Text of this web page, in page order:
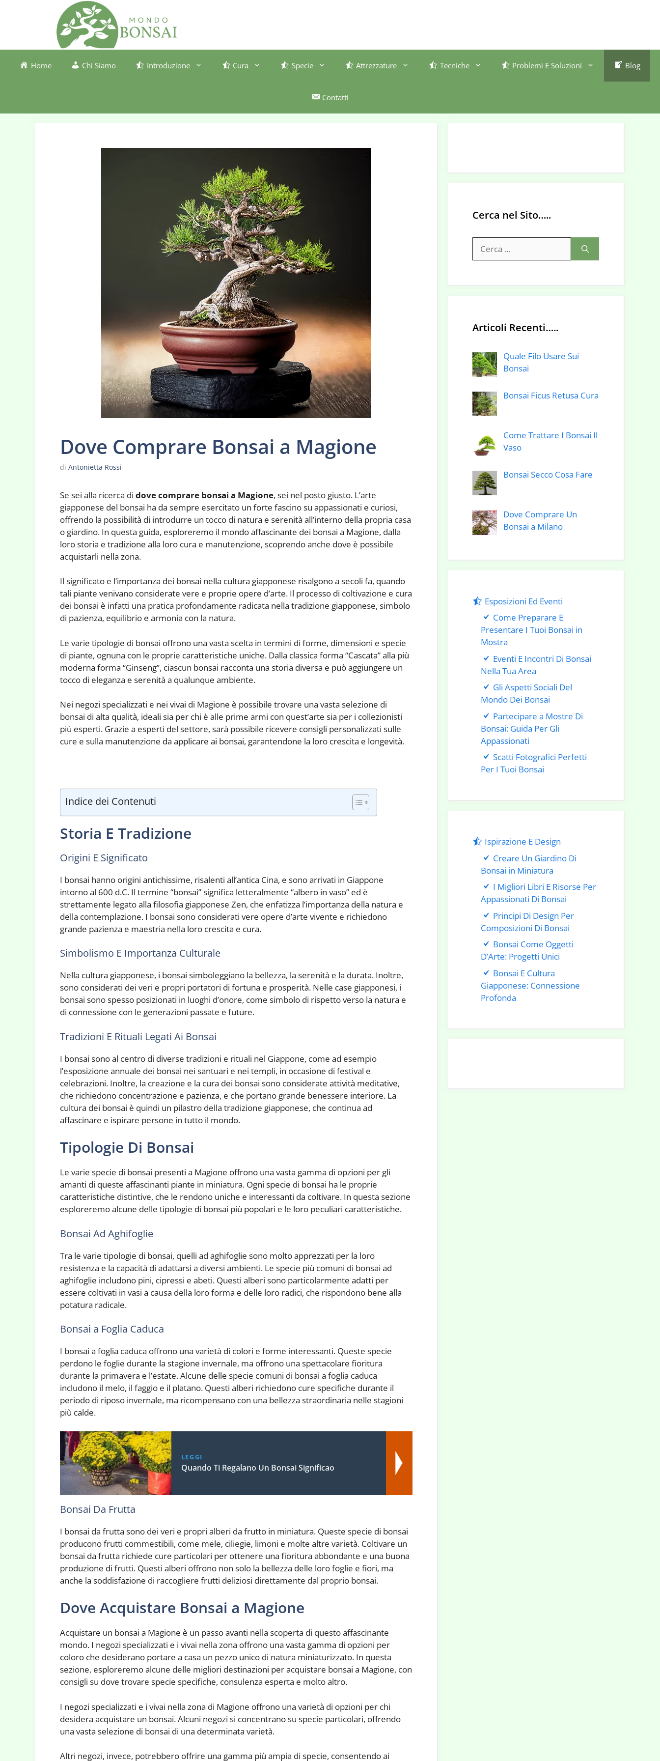
Home Chi Siamo Introduzione Cura Specie Attrezzature Tecniche Problemi E Soluzioni Blog
Contatti
Dove Comprare Bonsai a Magione
di Antonietta Rossi
Se sei alla ricerca di dove comprare bonsai a Magione, sei nel posto giusto. L’arte
giapponese del bonsai ha da sempre esercitato un forte fascino su appassionati e curiosi,
offrendo la possibilità di introdurre un tocco di natura e serenità all’interno della propria casa
o giardino. In questa guida, esploreremo il mondo affascinante dei bonsai a Magione, dalla
loro storia e tradizione alla loro cura e manutenzione, scoprendo anche dove è possibile
acquistarli nella zona.
Il significato e l’importanza dei bonsai nella cultura giapponese risalgono a secoli fa, quando
tali piante venivano considerate vere e proprie opere d’arte. Il processo di coltivazione e cura
dei bonsai è infatti una pratica profondamente radicata nella tradizione giapponese, simbolo
di pazienza, equilibrio e armonia con la natura.
Le varie tipologie di bonsai offrono una vasta scelta in termini di forme, dimensioni e specie
di piante, ognuna con le proprie caratteristiche uniche. Dalla classica forma “Cascata” alla più
moderna forma “Ginseng”, ciascun bonsai racconta una storia diversa e può aggiungere un
tocco di eleganza e serenità a qualunque ambiente.
Nei negozi specializzati e nei vivai di Magione è possibile trovare una vasta selezione di
bonsai di alta qualità, ideali sia per chi è alle prime armi con quest’arte sia per i collezionisti
più esperti. Grazie a esperti del settore, sarà possibile ricevere consigli personalizzati sulle
cure e sulla manutenzione da applicare ai bonsai, garantendone la loro crescita e longevità.
Indice dei Contenuti
Storia E Tradizione
Origini E Significato
I bonsai hanno origini antichissime, risalenti all’antica Cina, e sono arrivati in Giappone
intorno al 600 d.C. Il termine “bonsai” significa letteralmente “albero in vaso” ed è
strettamente legato alla filosofia giapponese Zen, che enfatizza l’importanza della natura e
della contemplazione. I bonsai sono considerati vere opere d’arte vivente e richiedono
grande pazienza e maestria nella loro crescita e cura.
Simbolismo E Importanza Culturale
Nella cultura giapponese, i bonsai simboleggiano la bellezza, la serenità e la durata. Inoltre,
sono considerati dei veri e propri portatori di fortuna e prosperità. Nelle case giapponesi, i
bonsai sono spesso posizionati in luoghi d’onore, come simbolo di rispetto verso la natura e
di connessione con le generazioni passate e future.
Tradizioni E Rituali Legati Ai Bonsai
I bonsai sono al centro di diverse tradizioni e rituali nel Giappone, come ad esempio
l’esposizione annuale dei bonsai nei santuari e nei templi, in occasione di festival e
celebrazioni. Inoltre, la creazione e la cura dei bonsai sono considerate attività meditative,
che richiedono concentrazione e pazienza, e che portano grande benessere interiore. La
cultura dei bonsai è quindi un pilastro della tradizione giapponese, che continua ad
affascinare e ispirare persone in tutto il mondo.
Tipologie Di Bonsai
Le varie specie di bonsai presenti a Magione offrono una vasta gamma di opzioni per gli
amanti di queste affascinanti piante in miniatura. Ogni specie di bonsai ha le proprie
caratteristiche distintive, che le rendono uniche e interessanti da coltivare. In questa sezione
esploreremo alcune delle tipologie di bonsai più popolari e le loro peculiari caratteristiche.
Bonsai Ad Aghifoglie
Tra le varie tipologie di bonsai, quelli ad aghifoglie sono molto apprezzati per la loro
resistenza e la capacità di adattarsi a diversi ambienti. Le specie più comuni di bonsai ad
aghifoglie includono pini, cipressi e abeti. Questi alberi sono particolarmente adatti per
essere coltivati in vasi a causa della loro forma e delle loro radici, che rispondono bene alla
potatura radicale.
Bonsai a Foglia Caduca
I bonsai a foglia caduca offrono una varietà di colori e forme interessanti. Queste specie
perdono le foglie durante la stagione invernale, ma offrono una spettacolare fioritura
durante la primavera e l’estate. Alcune delle specie comuni di bonsai a foglia caduca
includono il melo, il faggio e il platano. Questi alberi richiedono cure specifiche durante il
periodo di riposo invernale, ma ricompensano con una bellezza straordinaria nelle stagioni
più calde.
LEGGI
Quando Ti Regalano Un Bonsai Significao
Bonsai Da Frutta
I bonsai da frutta sono dei veri e propri alberi da frutto in miniatura. Queste specie di bonsai
producono frutti commestibili, come mele, ciliegie, limoni e molte altre varietà. Coltivare un
bonsai da frutta richiede cure particolari per ottenere una fioritura abbondante e una buona
produzione di frutti. Questi alberi offrono non solo la bellezza delle loro foglie e fiori, ma
anche la soddisfazione di raccogliere frutti deliziosi direttamente dal proprio bonsai.
Dove Acquistare Bonsai a Magione
Acquistare un bonsai a Magione è un passo avanti nella scoperta di questo affascinante
mondo. I negozi specializzati e i vivai nella zona offrono una vasta gamma di opzioni per
coloro che desiderano portare a casa un pezzo unico di natura miniaturizzato. In questa
sezione, esploreremo alcune delle migliori destinazioni per acquistare bonsai a Magione, con
consigli su dove trovare specie specifiche, consulenza esperta e molto altro.
I negozi specializzati e i vivai nella zona di Magione offrono una varietà di opzioni per chi
desidera acquistare un bonsai. Alcuni negozi si concentrano su specie particolari, offrendo
una vasta selezione di bonsai di una determinata varietà.
Altri negozi, invece, potrebbero offrire una gamma più ampia di specie, consentendo ai
Cerca nel Sito…..
per:
Articoli Recenti…..
Quale Filo Usare Sui
Bonsai
Bonsai Ficus Retusa Cura
Come Trattare I Bonsai Il
Vaso
Bonsai Secco Cosa Fare
Dove Comprare Un
Bonsai a Milano
Esposizioni Ed Eventi
Come Preparare E
Presentare I Tuoi Bonsai in
Mostra
Eventi E Incontri Di Bonsai
Nella Tua Area
Gli Aspetti Sociali Del
Mondo Dei Bonsai
Partecipare a Mostre Di
Bonsai: Guida Per Gli
Appassionati
Scatti Fotografici Perfetti
Per I Tuoi Bonsai
Ispirazione E Design
Creare Un Giardino Di
Bonsai in Miniatura
I Migliori Libri E Risorse Per
Appassionati Di Bonsai
Principi Di Design Per
Composizioni Di Bonsai
Bonsai Come Oggetti
D’Arte: Progetti Unici
Bonsai E Cultura
Giapponese: Connessione
Profonda